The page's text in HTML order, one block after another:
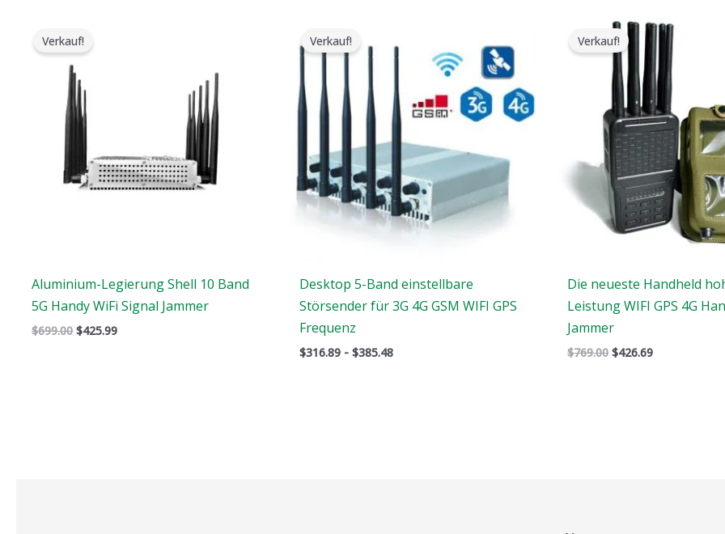
Verkauf!
Aluminium-Legierung Shell 10 Band
5G Handy WiFi Signal Jammer
$699.00
Preis
$699.00.
$425.99
Verkauf!
Desktop 5-Band einstellbare
Störsender für 3G 4G GSM WIFI GPS
Frequenz
$316.89 - $385.48
bis
$385.48
Verkauf!
Die neueste Handheld
Leistung WIFI GPS 4G
Jammer
$769.00
Der
ursprüngliche
Preis
war:
$769.00.
$426.69
aktuelle
Preis
ist:
$426.69.